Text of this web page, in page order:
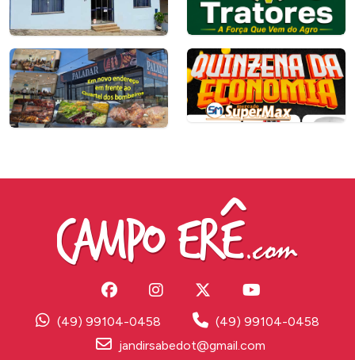
(49) 99104-0458
(49) 99104-0458
jandirsabedot@gmail.com